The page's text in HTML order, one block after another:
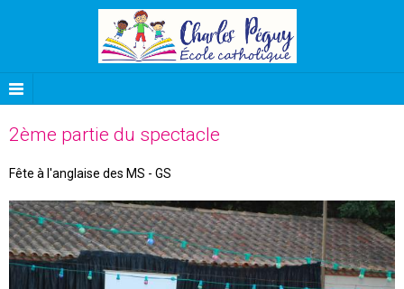
2ème partie du spectacle
Fête à l'anglaise des MS - GS